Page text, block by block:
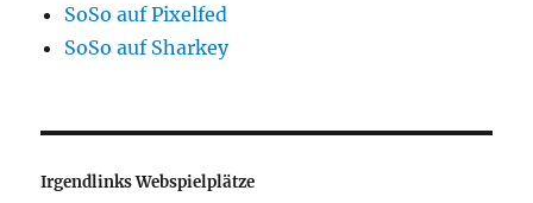
SoSo auf Pixelfed
SoSo auf Sharkey
Irgendlinks Webspielplätze